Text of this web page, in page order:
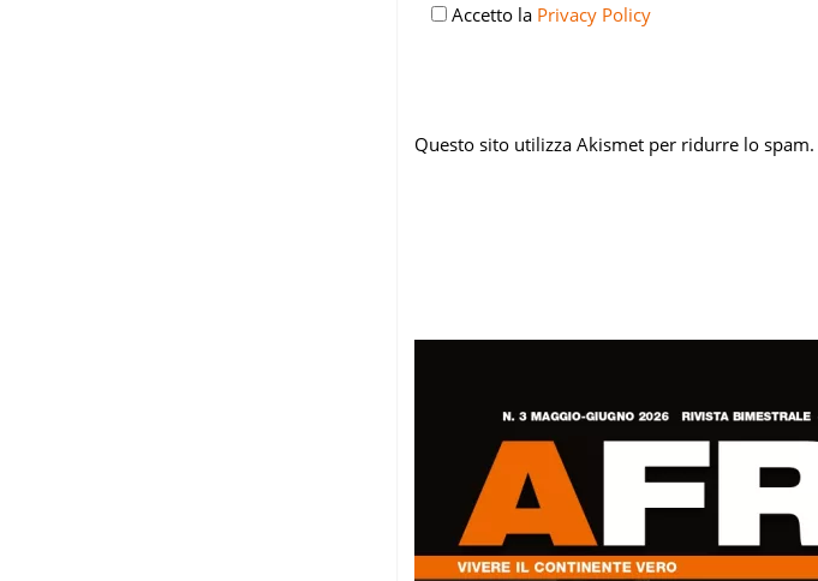
Accetto la Privacy Policy
Questo sito utilizza Akismet per ridurre lo spam.